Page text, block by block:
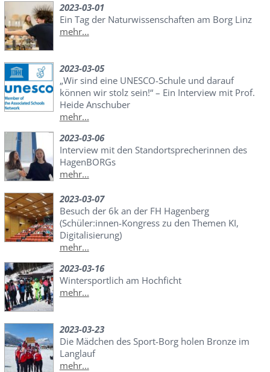
2023-03-01
Ein Tag der Naturwissenschaften am Borg Linz
mehr...
2023-03-05
„Wir sind eine UNESCO-Schule und darauf
können wir stolz sein!“ – Ein Interview mit Prof.
Heide Anschuber
mehr...
2023-03-06
Interview mit den Standortsprecherinnen des
HagenBORGs
mehr...
2023-03-07
Besuch der 6k an der FH Hagenberg
(Schüler:innen-Kongress zu den Themen KI,
Digitalisierung)
mehr...
2023-03-16
Wintersportlich am Hochficht
mehr...
2023-03-23
Die Mädchen des Sport-Borg holen Bronze im
Langlauf
mehr...